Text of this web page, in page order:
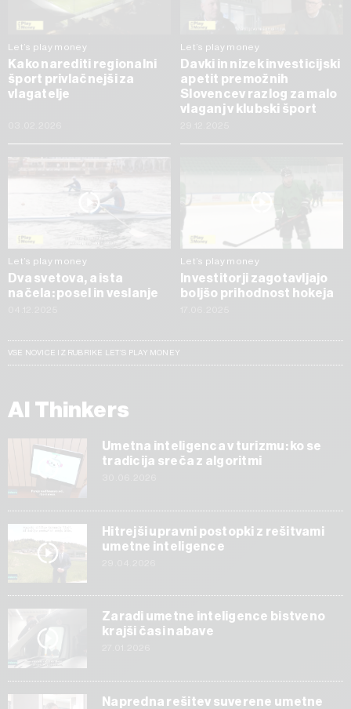
Let’s play money
Kako narediti regionalni
šport privlačnejši za
vlagatelje
Let’s play money
Davki in nizek investicijski
apetit premožnih
Slovencev razlog za malo
vlaganj v klubski šport
Let’s play money
Dva svetova, a ista
načela: posel in veslanje
Let’s play money
Investitorji zagotavljajo
boljšo prihodnost hokeja
VSE NOVICE IZ RUBRIKE LET’S PLAY MONEY
AI Thinkers
Umetna inteligenca v turizmu: ko se
tradicija sreča z algoritmi
Hitrejši upravni postopki z rešitvami
umetne inteligence
Zaradi umetne inteligence bistveno
krajši časi nabave
Napredna rešitev suverene umetne